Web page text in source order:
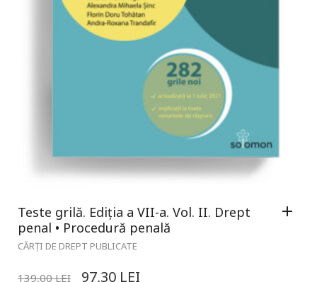
Teste grilă. Ediția a VII-a. Vol. II. Drept
penal • Procedură penală
CĂRȚI DE DREPT PUBLICATE
139,00LEI 97,30 LEI